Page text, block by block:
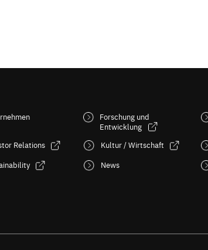
Relations
Forschung und
Entwicklung
Kultur / Wirtschaft
News